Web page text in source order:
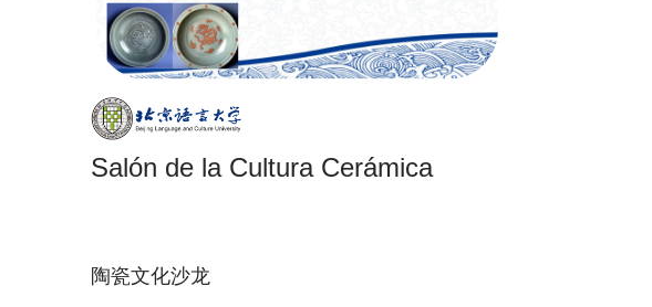
Salón de la Cultura Cerámica
陶瓷文化沙龙